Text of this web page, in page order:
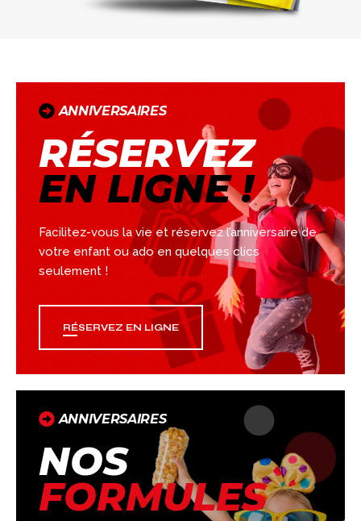
ANNIVERSAIRES
RÉSERVEZ
EN LIGNE !
Facilitez-vous la vie et réservez l’anniversaire de
votre enfant ou ado en quelques clics
seulement !
RÉSERVEZ EN LIGNE
ANNIVERSAIRES
NOS
FORMULES